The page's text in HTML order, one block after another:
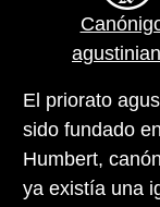
El priorato
sido fundado
Humbert,
ya existía una